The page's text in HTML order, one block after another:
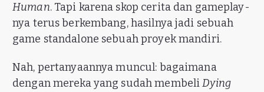
Human. Tapi karena skop cerita dan gameplay-
nya terus berkembang, hasilnya jadi sebuah
game standalone sebuah proyek mandiri.
Nah, pertanyaannya muncul: bagaimana
dengan mereka yang sudah membeliDying